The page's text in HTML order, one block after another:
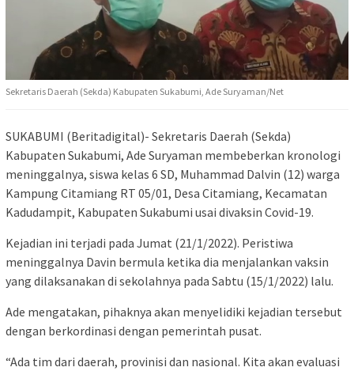
Sekretaris Daerah (Sekda) Kabupaten Sukabumi, Ade Suryaman/Net
SUKABUMI (Beritadigital)- Sekretaris Daerah (Sekda)
Kabupaten Sukabumi, Ade Suryaman membeberkan kronologi
meninggalnya, siswa kelas 6 SD, Muhammad Dalvin (12) warga
Kampung Citamiang RT 05/01, Desa Citamiang, Kecamatan
Kadudampit, Kabupaten Sukabumi usai divaksin Covid-19.
Kejadian ini terjadi pada Jumat (21/1/2022). Peristiwa
meninggalnya Davin bermula ketika dia menjalankan vaksin
yang dilaksanakan di sekolahnya pada Sabtu (15/1/2022) lalu.
Ade mengatakan, pihaknya akan menyelidiki kejadian tersebut
dengan berkordinasi dengan pemerintah pusat.
“Ada tim dari daerah, provinisi dan nasional. Kita akan evaluasi